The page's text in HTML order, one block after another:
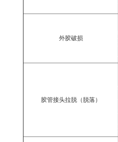
外胶破损
胶管接头拉脱（脱落）